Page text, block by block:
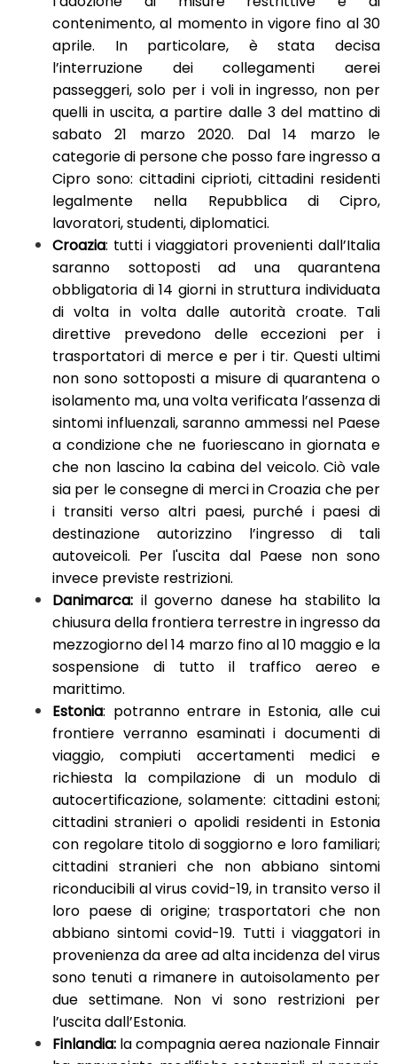
contenimento, al momento in vigore fino al 30
aprile. In particolare, è stata decisa
l’interruzione dei collegamenti aerei
passeggeri, solo per i voli in ingresso, non per
quelli in uscita, a partire dalle 3 del mattino di
sabato 21 marzo 2020. Dal 14 marzo le
categorie di persone che posso fare ingresso a
Cipro sono: cittadini ciprioti, cittadini residenti
legalmente nella Repubblica di Cipro,
lavoratori, studenti, diplomatici.
Croazia: tutti i viaggiatori provenienti dall’Italia
saranno sottoposti ad una quarantena
obbligatoria di 14 giorni in struttura individuata
di volta in volta dalle autorità croate. Tali
direttive prevedono delle eccezioni per i
trasportatori di merce e per i tir. Questi ultimi
non sono sottoposti a misure di quarantena o
isolamento ma, una volta verificata l’assenza di
sintomi influenzali, saranno ammessi nel Paese
a condizione che ne fuoriescano in giornata e
che non lascino la cabina del veicolo. Ciò vale
sia per le consegne di merci in Croazia che per
i transiti verso altri paesi, purché i paesi di
destinazione autorizzino l’ingresso di tali
autoveicoli. Per l'uscita dal Paese non sono
invece previste restrizioni.
Danimarca: il governo danese ha stabilito la
chiusura della frontiera terrestre in ingresso da
mezzogiorno del 14 marzo fino al 10 maggio e la
sospensione di tutto il traffico aereo e
marittimo.
Estonia: potranno entrare in Estonia, alle cui
frontiere verranno esaminati i documenti di
viaggio, compiuti accertamenti medici e
richiesta la compilazione di un modulo di
autocertificazione, solamente: cittadini estoni;
cittadini stranieri o apolidi residenti in Estonia
con regolare titolo di soggiorno e loro familiari;
cittadini stranieri che non abbiano sintomi
riconducibili al virus covid-19, in transito verso il
loro paese di origine; trasportatori che non
abbiano sintomi covid-19. Tutti i viaggatori in
provenienza da aree ad alta incidenza del virus
sono tenuti a rimanere in autoisolamento per
due settimane. Non vi sono restrizioni per
l’uscita dall’Estonia.
Finlandia: la compagnia aerea nazionale Finnair